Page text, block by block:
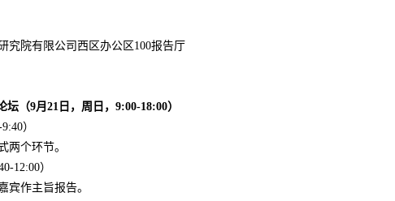
究院有限公司西区办公区100报告厅
坛（9月21 日，周日， 9:00-18:00）
）
两个环节。
12:00）
宾作主旨报告。